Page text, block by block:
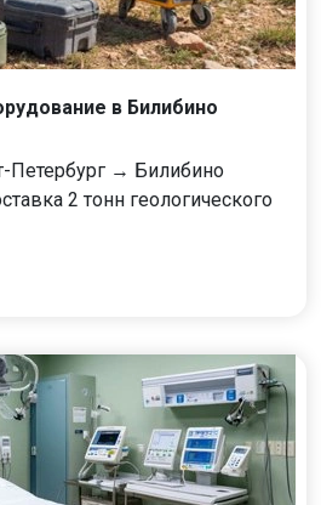
в Билибино
Петербург → Билибино
2 тонн геологического